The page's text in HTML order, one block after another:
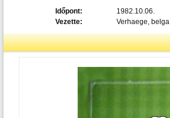
Időpont:
1982.10.06.
Vezette:
Verhaege, belga